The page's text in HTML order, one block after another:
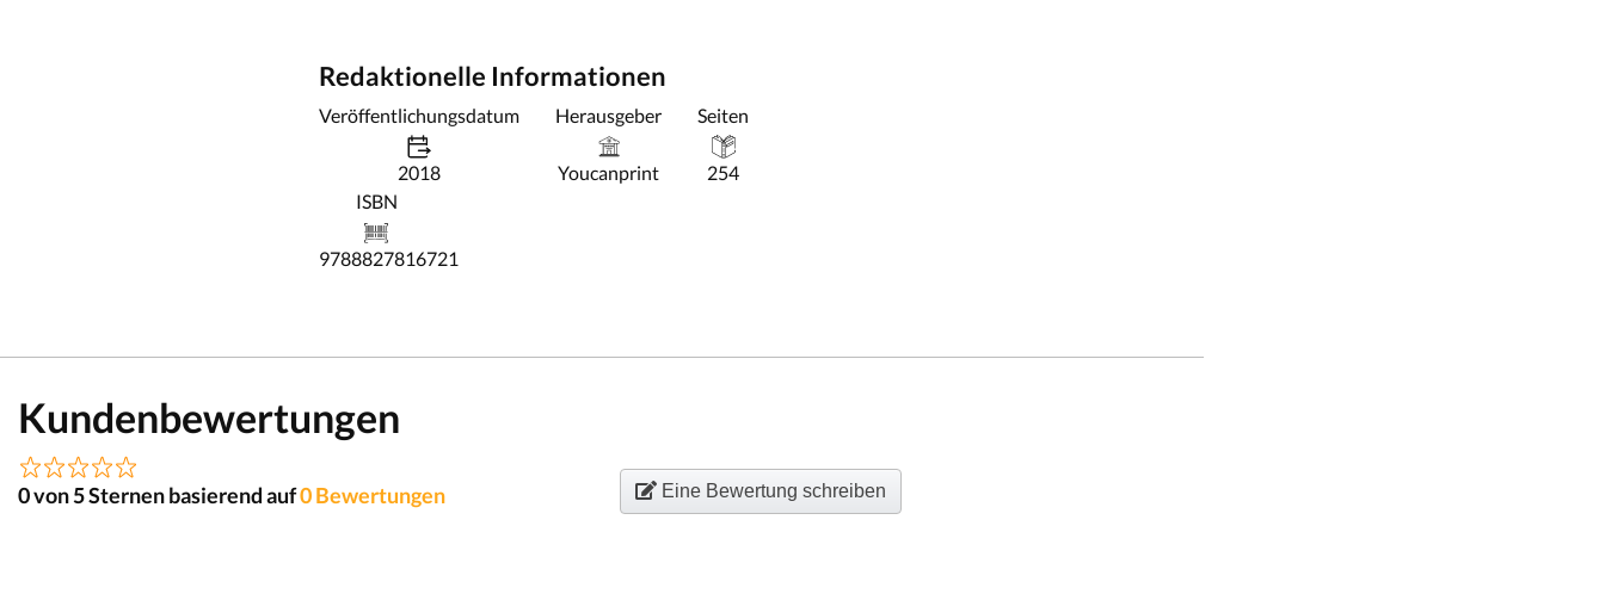
Redaktionelle Informationen
Veröffentlichungsdatum
2018
Herausgeber
Youcanprint
Seiten
254
ISBN
9788827816721
Kundenbewertungen
0 von 5 Sternen basierend auf0 Bewertungen Eine Bewertung schreiben